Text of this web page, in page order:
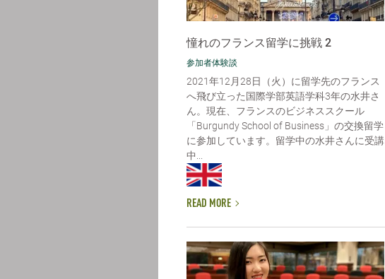
憧れのフランス留学に挑戦 2
参加者体験談
2021年12月28日（火）に留学先のフランス
へ飛び立った国際学部英語学科3年の水井さ
ん。現在、フランスのビジネススクール
「Burgundy School of Business」の交換留学
に参加しています。留学中の水井さんに受講
中...
READ MORE